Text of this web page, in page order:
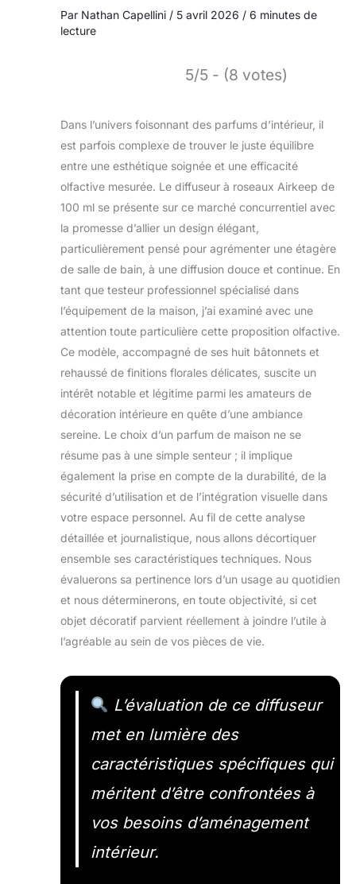
Par Nathan Capellini / 5 avril 2026 / 6 minutes de
lecture
5/5 - (8 votes)
Dans l’univers foisonnant des parfums d’intérieur, il
est parfois complexe de trouver le juste équilibre
entre une esthétique soignée et une efficacité
olfactive mesurée. Le diffuseur à roseaux Airkeep de
100 ml se présente sur ce marché concurrentiel avec
la promesse d’allier un design élégant,
particulièrement pensé pour agrémenter une étagère
de salle de bain, à une diffusion douce et continue. En
tant que testeur professionnel spécialisé dans
l’équipement de la maison, j’ai examiné avec une
attention toute particulière cette proposition olfactive.
Ce modèle, accompagné de ses huit bâtonnets et
rehaussé de finitions florales délicates, suscite un
intérêt notable et légitime parmi les amateurs de
décoration intérieure en quête d’une ambiance
sereine. Le choix d’un parfum de maison ne se
résume pas à une simple senteur ; il implique
également la prise en compte de la durabilité, de la
sécurité d’utilisation et de l’intégration visuelle dans
votre espace personnel. Au fil de cette analyse
détaillée et journalistique, nous allons décortiquer
ensemble ses caractéristiques techniques. Nous
évaluerons sa pertinence lors d’un usage au quotidien
et nous déterminerons, en toute objectivité, si cet
objet décoratif parvient réellement à joindre l’utile à
l’agréable au sein de vos pièces de vie.
L’évaluation de ce diffuseur
met en lumière des
caractéristiques spécifiques qui
méritent d’être confrontées à
vos besoins d’aménagement
intérieur.